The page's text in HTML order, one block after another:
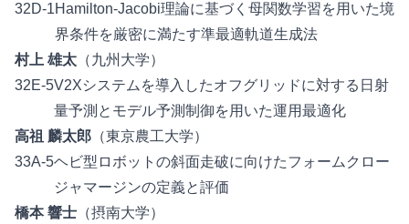
32D-1Hamilton-Jacobi理論に基づく母関数学習を用いた境
界条件を厳密に満たす準最適軌道生成法
村上 雄太 （九州大学）
32E-5V2Xシステムを導入したオフグリッドに対する日射
量予測とモデル予測制御を用いた運用最適化
高祖 麟太郎 （東京農工大学）
33A-5ヘビ型ロボットの斜面走破に向けたフォームクロー
ジャマージンの定義と評価
橋本 響士 （摂南大学）